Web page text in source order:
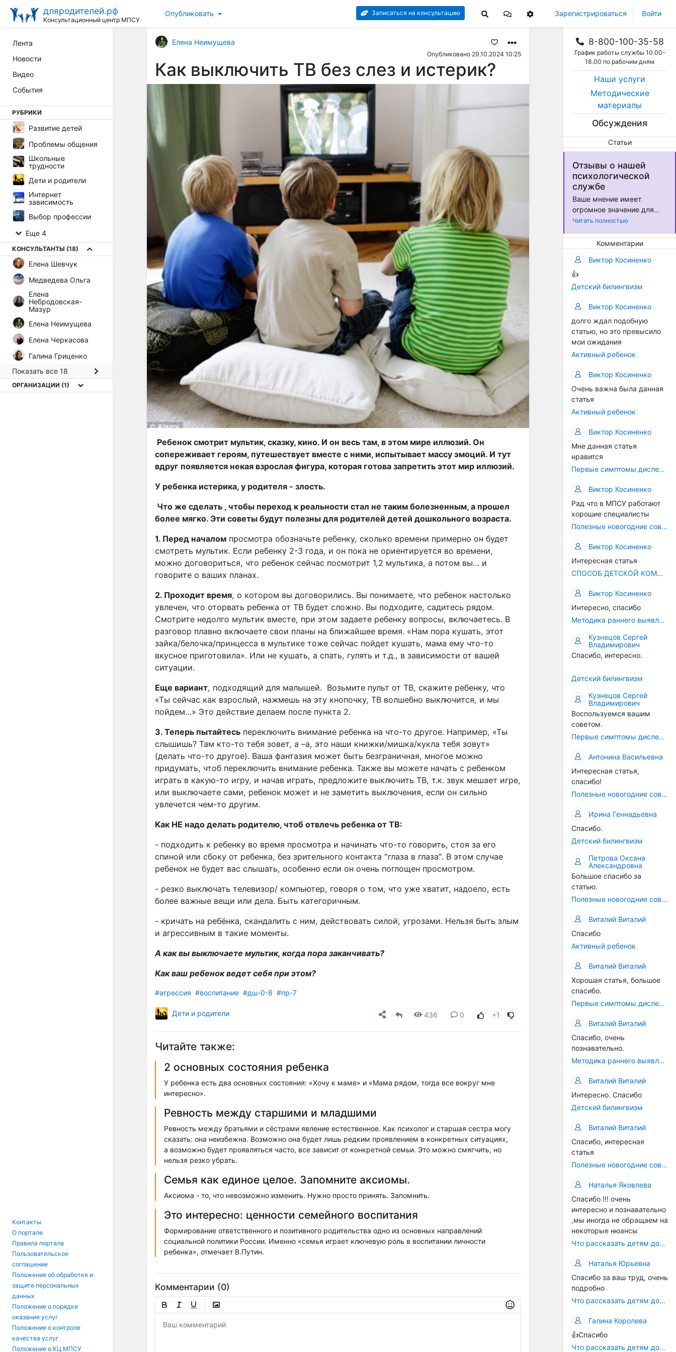
дляродителей.рф
Консультационный центр МПСУ
Опубликовать Записаться на консультацию Зарегистрироваться Войти
Лента
Новости
Видео
События
РУБРИКИ
Развитие детей
Проблемы общения
Школьные
трудности
Дети и родители
Интернет
зависимость
Выбор профессии
Еще 4
КОНСУЛЬТАНТЫ (18)
Елена Шевчук
Медведева Ольга
Елена
Небродовская-
Мазур
Елена Неимущева
Елена Черкасова
Галина Гриценко
Показать все 18
ОРГАНИЗАЦИИ (1)
Контакты
О портале
Правила портала
Пользовательское
соглашение
Положение об обработке и
защите персональных
данных
Положение о порядке
оказания услуг
Положение о контроле
качества услуг
Положение о КЦ МПСУ
Елена Неимущева
Опубликовано 29.10.2024 10:25
Как выключить ТВ без слез и истерик?
Ребенок смотрит мультик, сказку, кино. И он весь там, в этом мире иллюзий. Он
сопереживает героям, путешествует вместе с ними, испытывает массу эмоций. И тут
вдруг появляется некая взрослая фигура, которая готова запретить этот мир иллюзий.
У ребенка истерика, у родителя - злость.
Что же сделать , чтобы переход к реальности стал не таким болезненным, а прошел
более мягко. Эти советы будут полезны для родителей детей дошкольного возраста.
1. Перед началом просмотра обозначьте ребенку, сколько времени примерно он будет
смотреть мультик. Если ребенку 2-3 года, и он пока не ориентируется во времени,
можно договориться, что ребенок сейчас посмотрит 1,2 мультика, а потом вы… и
говорите о ваших планах.
2. Проходит время, о котором вы договорились. Вы понимаете, что ребенок настолько
увлечен, что оторвать ребенка от ТВ будет сложно. Вы подходите, садитесь рядом.
Смотрите недолго мультик вместе, при этом задаете ребенку вопросы, включаетесь. В
разговор плавно включаете свои планы на ближайшее время. «Нам пора кушать, этот
зайка/белочка/принцесса в мультике тоже сейчас пойдет кушать, мама ему что-то
вкусное приготовила». Или не кушать, а спать, гулять и т.д., в зависимости от вашей
ситуации.
Еще вариант, подходящий для малышей. Возьмите пульт от ТВ, скажите ребенку, что
«Ты сейчас как взрослый, нажмешь на эту кнопочку, ТВ волшебно выключится, и мы
пойдем…» Это действие делаем после пункта 2.
3. Теперь пытайтесь переключить внимание ребенка на что-то другое. Например, «Ты
слышишь? Там кто-то тебя зовет, а –а, это наши книжки/мишка/кукла тебя зовут»
(делать что-то другое). Ваша фантазия может быть безграничная, многое можно
придумать, чтоб переключить внимание ребенка. Также вы можете начать с ребенком
играть в какую-то игру, и начав играть, предложите выключить ТВ, т.к. звук мешает игре,
или выключаете сами, ребенок может и не заметить выключения, если он сильно
увлечется чем-то другим.
Как НЕ надо делать родителю, чтоб отвлечь ребенка от ТВ:
- подходить к ребенку во время просмотра и начинать что-то говорить, стоя за его
спиной или сбоку от ребенка, без зрительного контакта "глаза в глаза". В этом случае
ребенок не будет вас слышать, особенно если он очень поглощен просмотром.
- резко выключать телевизор/ компьютер, говоря о том, что уже хватит, надоело, есть
более важные вещи или дела. Быть категоричным.
- кричать на ребёнка, скандалить с ним, действовать силой, угрозами. Нельзя быть злым
и агрессивным в такие моменты.
А как вы выключаете мультик, когда пора заканчивать?
Как ваш ребенок ведет себя при этом?
#агрессия #воспитание #дш-0-8 #пр-7
Дети и родители 436 0 +1
Читайте также:
2 основных состояния ребенка
У ребенка есть два основных состояния: «Хочу к маме» и «Мама рядом, тогда все вокруг мне
интересно».
Ревность между старшими и младшими
Ревность между братьями и сёстрами явление естественное. Как психолог и старшая сестра могу
сказать: она неизбежна. Возможно она будет лишь редким проявлением в конкретных ситуациях,
а возможно будет проявляться часто, все зависит от конкретной семьи. Это можно смягчить, но
нельзя резко убрать.
Семья как единое целое. Запомните аксиомы.
Аксиома - то, что невозможно изменить. Нужно просто принять. Запомнить.
Это интересно: ценности семейного воспитания
Формирование ответственного и позитивного родительства одно из основных направлений
социальной политики России. Именно «семья играет ключевую роль в воспитании личности
ребенка», отмечает В.Путин.
Комментарии (0)
8-800-100-35-58
График работы службы 10.00-
18.00 по рабочим дням
Наши услуги
Методические
материалы
Обсуждения
Статьи
Отзывы о нашей
психологической
службе
Ваше мнение имеет
огромное значение для
нас! Мы стремимся
высококачественные
услуги для родителей и
непрерывно работаем над
улучшением нашей
практики. Ваш
поможет нам лучше
понять ваши потребности и
предоставить вам ещё
более эффективную
поддержку.
Читать полностью
Комментарии
Виктор Косиненко
👍
Детский билингвизм
Виктор Косиненко
долго ждал подобную
статью, но это превысило
мои ожидания
Активный ребенок
Виктор Косиненко
Очень важна была данная
статья
Активный ребенок
Виктор Косиненко
Мне данная статья
нравится
Первые симптомы дислексии
Виктор Косиненко
Рад что в МПСУ работают
хорошие специалисты
Полезные новогодние советы
Виктор Косиненко
Интересная статья
СПОСОБ ДЕТСКОЙ КОММУНИКАЦИИ – РЕЧЬ!
Виктор Косиненко
Интересно, спасибо
Методика раннего выявления предрасположенности к дислексии
Кузнецов Сергей
Владимирович
Спасибо, интересно.
Детский билингвизм
Кузнецов Сергей
Владимирович
Воспользуемся вашим
советом.
Первые симптомы дислексии
Антонина Васильевна
Интересная статья,
спасибо!
Полезные новогодние советы
Ирина Геннадьевна
Спасибо.
Детский билингвизм
Петрова Оксана
Александровна
Большое спасибо за
статью.
Полезные новогодние советы
Виталий Виталий
Спасибо
Активный ребенок
Виталий Виталий
Хорошая статья, большое
спасибо.
Первые симптомы дислексии
Виталий Виталий
Спасибо, очень
познавательно.
Методика раннего выявления предрасположенности к дислексии
Виталий Виталий
Интересно. Спасибо
Детский билингвизм
Виталий Виталий
Спасибо, интересная
статья
Полезные новогодние советы
Наталья Яковлева
Спасибо !!! очень
интересно и познавательно
,мы иногда не обращаем на
некоторые нюансы
Что рассказать детям дошкольного возраста про 12 декабря - День Конституции РФ
Наталья Юрьевна
Спасибо за ваш труд, очень
подробно
Что рассказать детям дошкольного возраста про 12 декабря - День Конституции РФ
Галина Королева
👍Спасибо
Что рассказать детям дошкольного возраста про 12 декабря - День Конституции РФ